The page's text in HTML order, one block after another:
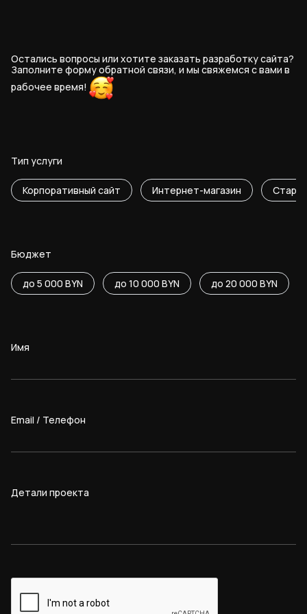
Остались вопросы или хотите заказать разработку сайта?
Заполните форму обратной связи, и мы свяжемся с вами в
рабочее время!
Тип услуги
Корпоративный сайт Интернет-магазин
Бюджет
до 5 000 BYN до 10 000 BYN до 20 000 BYN
Имя
Email / Телефон
Детали проекта